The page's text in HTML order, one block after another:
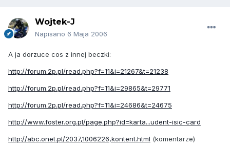
Wojtek-J
Napisano 6 Maja 2006
A ja dorzuce cos z innej beczki:
http://forum.2p.pl/read.php?f=11&i=21267&t=21238
http://forum.2p.pl/read.php?f=11&i=29865&t=29771
http://forum.2p.pl/read.php?f=11&i=24686&t=24675
http://www.foster.org.pl/page.php?id=karta...udent-isic-card
http://abc.onet.pl/2037,1006226,kontent.html (komentarze)